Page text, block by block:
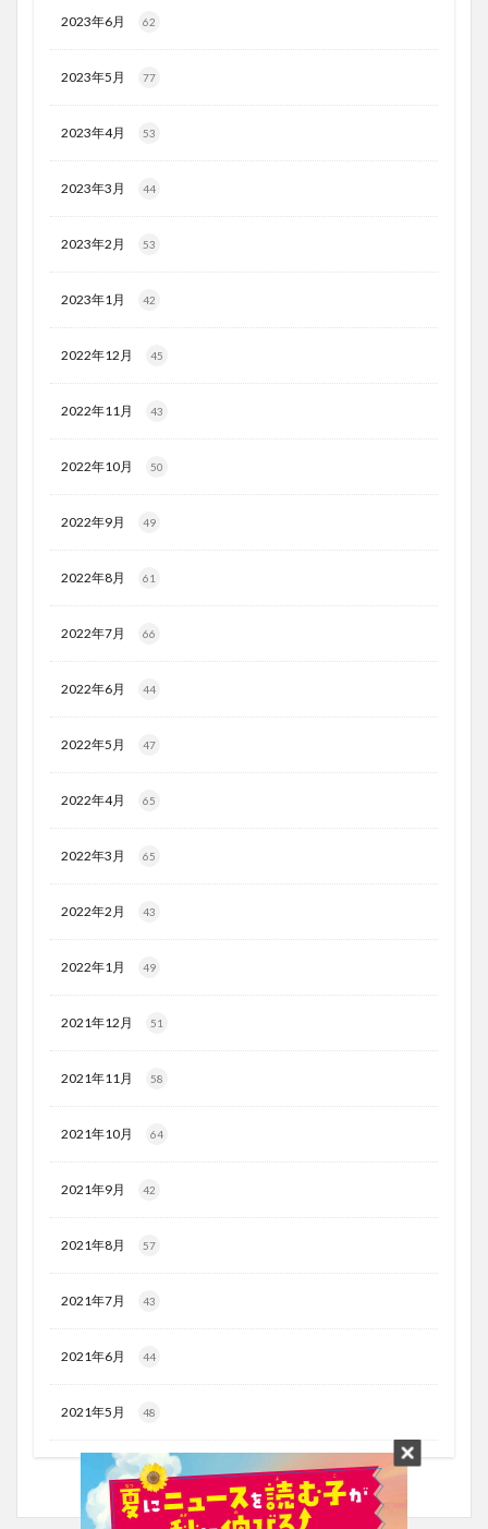
2023年6月 62
2023年5月 77
2023年4月 53
2023年3月 44
2023年2月 53
2023年1月 42
2022年12月 45
2022年11月 43
2022年10月 50
2022年9月 49
2022年8月 61
2022年7月 66
2022年6月 44
2022年5月 47
2022年4月 65
2022年3月 65
2022年2月 43
2022年1月 49
2021年12月 51
2021年11月 58
2021年10月 64
2021年9月 42
2021年8月 57
2021年7月 43
2021年6月 44
2021年5月 48